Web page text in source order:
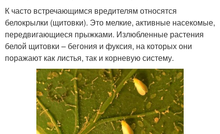
К часто встречающимся вредителям относятся
белокрылки (щитовки). Это мелкие, активные насекомые,
передвигающиеся прыжками. Излюбленные растения
белой щитовки – бегония и фуксия, на которых они
поражают как листья, так и корневую систему.